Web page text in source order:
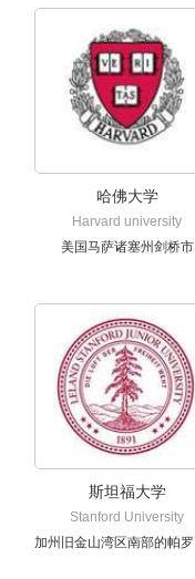
哈佛大学
Harvard university
美国马萨诸塞州剑桥市
斯坦福大学
Stanford University